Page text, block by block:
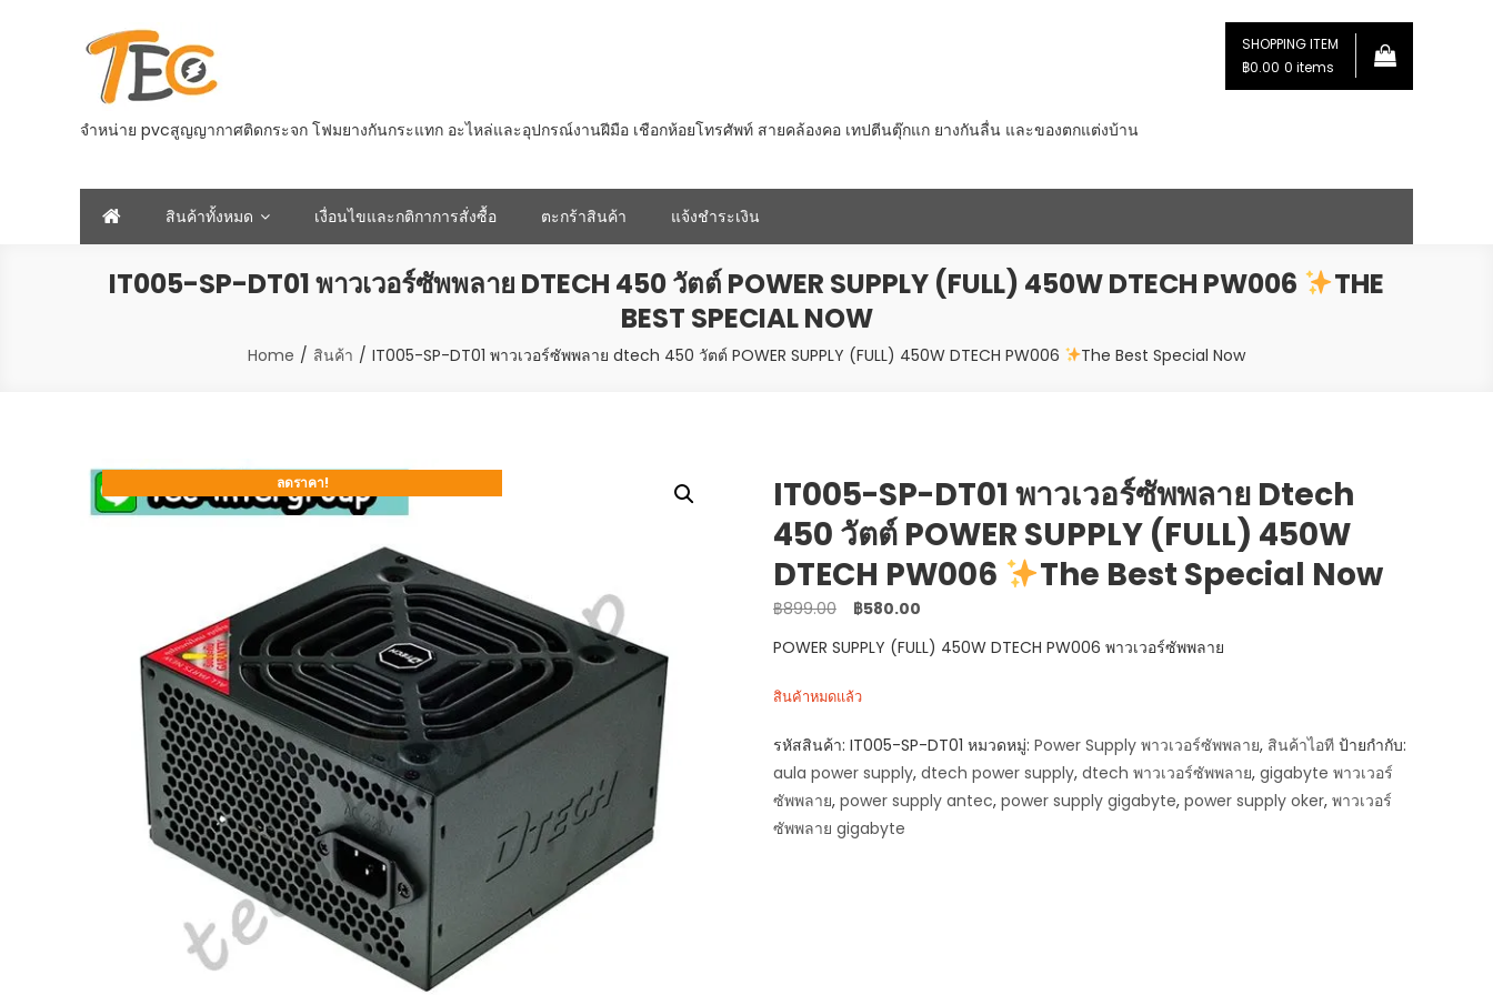
จำหน่าย pvcสูญญากาศติดกระจก โฟมยางกันกระแทก อะไหล่และอุปกรณ์งานฝีมือ เชือกห้อยโทรศัพท์ สายคล้องคอ เทปตีนตุ๊กแก ยางกันลื่น และของตกแต่งบ้าน
SHOPPING ITEM
฿0.00 0 items
สินค้าทั้งหมด เงื่อนไขและกติกาการสั่งซื้อ ตะกร้าสินค้า แจ้งชำระเงิน
IT005-SP-DT01 พาวเวอร์ซัพพลาย DTECH 450 วัตต์ POWER SUPPLY (FULL) 450W DTECH PW006
THE
BEST SPECIAL NOW
Home สินค้า IT005-SP-DT01 พาวเวอร์ซัพพลาย dtech 450 วัตต์ POWER SUPPLY (FULL) 450W DTECH PW006 The Best Special Now
ลดราคา!
IT005-SP-DT01 พาวเวอร์ซัพพลาย Dtech
450 วัตต์ POWER SUPPLY (FULL) 450W
DTECH PW006
The Best Special Now
฿899.00
Original
฿899.00.
฿580.00
price
is:
POWER SUPPLY (FULL) 450W DTECH PW006 พาวเวอร์ซัพพลาย
สินค้าหมดแล้ว
รหัสสินค้า: IT005-SP-DT01 หมวดหมู่: Power Supply พาวเวอร์ซัพพลาย, สินค้าไอที ป้ายกำกับ:
aula power supply, dtech power supply, dtech พาวเวอร์ซัพพลาย, gigabyte พาวเวอร์
ซัพพลาย, power supply antec, power supply gigabyte, power supply oker, พาวเวอร์
ซัพพลาย gigabyte